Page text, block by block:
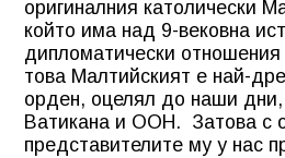
оригиналния католически
който има над 9-вековна
дипломатически
това Малтийският е най-
орден, оцелял до наши дни,
Ватикана и ООН. Затова с
представителите му у нас